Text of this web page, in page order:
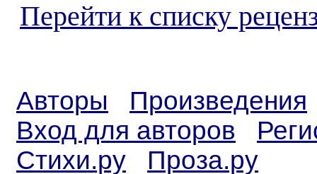
Перейти к списку
Авторы
Произведения
Вход для авторов
Стихи.ру
Проза.ру